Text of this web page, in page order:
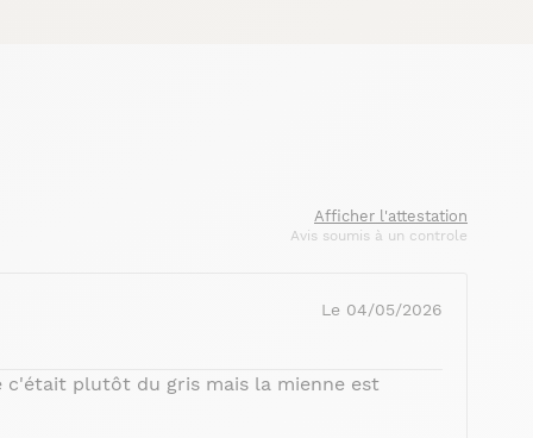
Afficher l'attestation
Avis soumis à un controle
Le 04/05/2026
plutôt du gris mais la mienne est